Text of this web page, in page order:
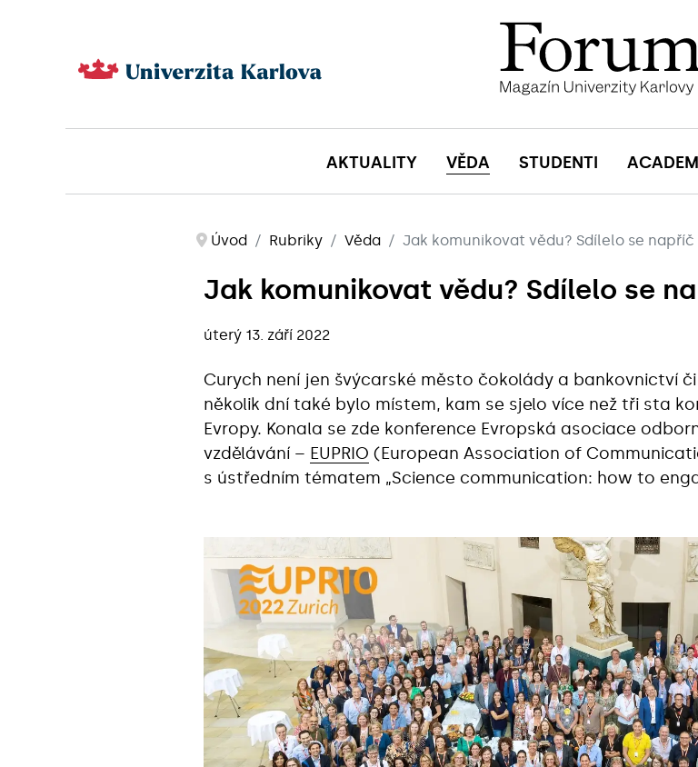
AKTUALITY VĚDA STUDENTI
Úvod Rubriky Věda Jak komunikovat vědu? Sdílelo se napříč
Jak komunikovat vědu? Sdílelo se
úterý 13. září 2022
Curych není jen švýcarské město čokolády a bankovnictví
několik dní také bylo místem, kam se sjelo více než tři sta
Evropy. Konala se zde konference Evropská asociace
vzdělávání – EUPRIO (European Association of
s ústředním tématem „Science communication: how to